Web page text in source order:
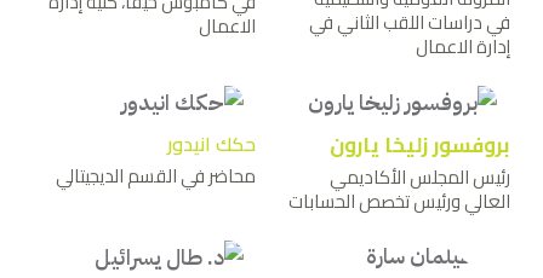
في دراسات اللقب الثاني في
إدارة الاعمال
الاعمال
بروفسور زليخا يارون
رئيس المجلس الأكاديمي
العالي ورئيس تخصص الحسابات
حكك انيدور
محاضر في القسم الديجيتالي